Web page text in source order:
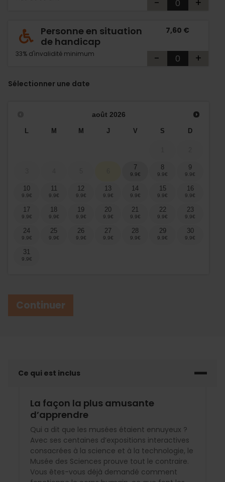
- +
Personne en situation
de handicap
33% d'invalidité minimum
7,60 €
- +
Sélectionner une date
août 2026
M M J V S D
7 8 9
10 11 12 13 14 15 16
17 18 19 20 21 22 23
24 25 26 27 28 29 30
31
Continuer
Ce qui est inclus
La façon la plus amusante
d’apprendre
Qui a dit que les musées étaient ennuyeux ?
Avec ses centaines d’expositions interactives
consacrées à la science et à la technologie, le
Musée des Sciences prouve tout le contraire.
Vous êtes-vous déjà demandé comment